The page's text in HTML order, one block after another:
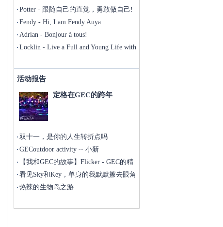
Potter - 跟随自己的直觉，勇敢做自己!
Fendy - Hi, I am Fendy Auya
Adrian - Bonjour à tous!
Locklin - Live a Full and Young Life with
活动报告
定格在GEC的跨年
双十一，是你的人生转折点吗
GECoutdoor activity -- 小新
【我和GEC的故事】Flicker - GEC的精
看见Sky和Key，单身的我默默擦去眼角
的泪
热辣的生物岛之游